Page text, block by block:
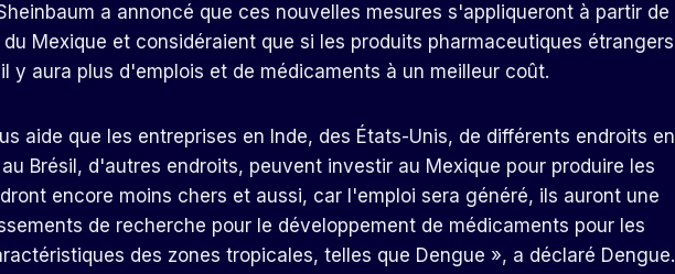
a annoncé que ces nouvelles mesures s'appliqueront à partir de
Mexique et considéraient que si les produits pharmaceutiques étrangers
y aura plus d'emplois et de médicaments à un meilleur coût.
aide que les entreprises en Inde, des États-Unis, de différents endroits en
Brésil, d'autres endroits, peuvent investir au Mexique pour produire les
encore moins chers et aussi, car l'emploi sera généré, ils auront une
de recherche pour le développement de médicaments pour les
des zones tropicales, telles que Dengue », a déclaré Dengue.